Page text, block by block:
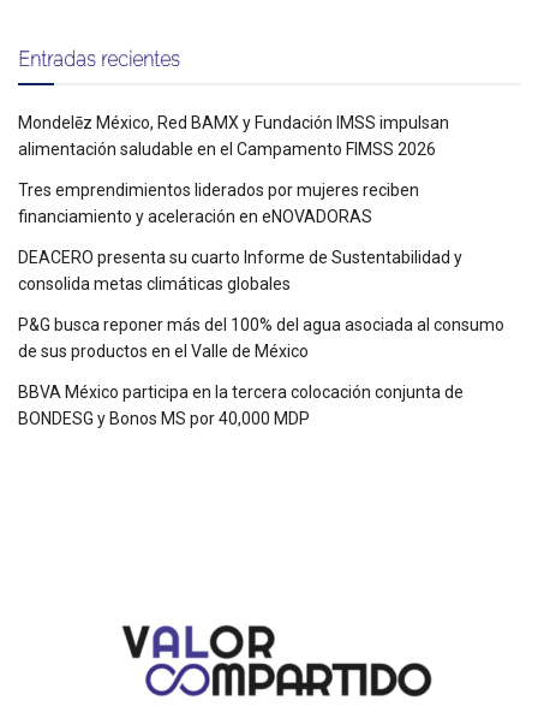
Entradas recientes
Mondelēz México, Red BAMX y Fundación IMSS impulsan
alimentación saludable en el Campamento FIMSS 2026
Tres emprendimientos liderados por mujeres reciben
financiamiento y aceleración en eNOVADORAS
DEACERO presenta su cuarto Informe de Sustentabilidad y
consolida metas climáticas globales
P&G busca reponer más del 100% del agua asociada al consumo
de sus productos en el Valle de México
BBVA México participa en la tercera colocación conjunta de
BONDESG y Bonos MS por 40,000 MDP